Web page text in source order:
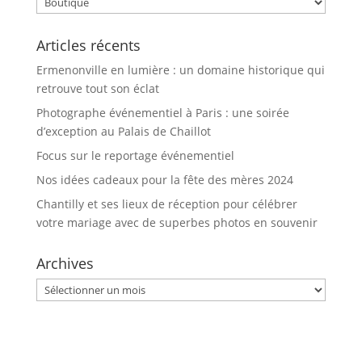
Articles récents
Ermenonville en lumière : un domaine historique qui
retrouve tout son éclat
Photographe événementiel à Paris : une soirée
d’exception au Palais de Chaillot
Focus sur le reportage événementiel
Nos idées cadeaux pour la fête des mères 2024
Chantilly et ses lieux de réception pour célébrer
votre mariage avec de superbes photos en souvenir
Archives
Archives